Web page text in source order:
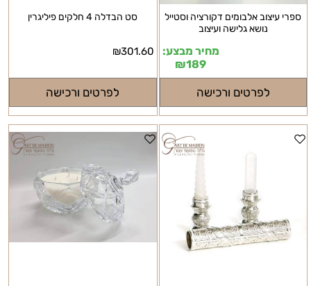
ספרי עיצוב אלבומים דקורציה וסטייל
נושא גלישה ועיצוב
מחיר מבצע:
₪189
לפרטים ורכישה
סט הבדלה 4 חלקים פיליגרין
₪301.60
לפרטים ורכישה